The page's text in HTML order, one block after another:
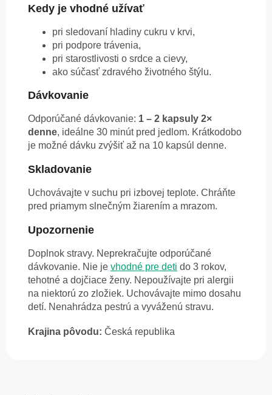
Kedy je vhodné užívať
pri sledovaní hladiny cukru v krvi,
pri podpore trávenia,
pri starostlivosti o srdce a cievy,
ako súčasť zdravého životného štýlu.
Dávkovanie
Odporúčané dávkovanie: 1 – 2 kapsuly 2×
denne, ideálne 30 minút pred jedlom. Krátkodobo
je možné dávku zvýšiť až na 10 kapsúl denne.
Skladovanie
Uchovávajte v suchu pri izbovej teplote. Chráňte
pred priamym slnečným žiarením a mrazom.
Upozornenie
Doplnok stravy. Neprekračujte odporúčané
dávkovanie. Nie je vhodné pre deti do 3 rokov,
tehotné a dojčiace ženy. Nepoužívajte pri alergii
na niektorú zo zložiek. Uchovávajte mimo dosahu
detí. Nenahrádza pestrú a vyváženú stravu.
Krajina pôvodu: Česká republika